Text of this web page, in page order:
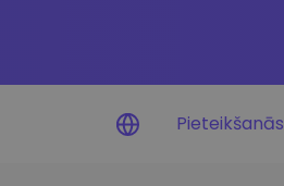
Pieteikšanās